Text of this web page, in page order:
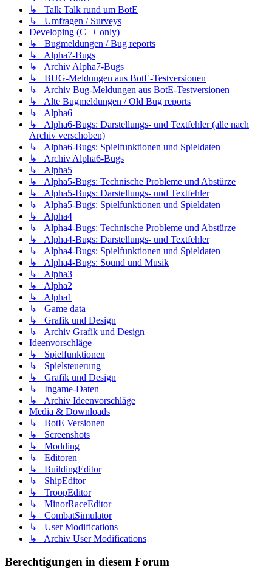
↳ Talk Talk rund um BotE
↳ Umfragen / Surveys
Developing (C++ only)
↳ Bugmeldungen / Bug reports
↳ Alpha7-Bugs
↳ Archiv Alpha7-Bugs
↳ BUG-Meldungen aus BotE-Testversionen
↳ Archiv Bug-Meldungen aus BotE-Testversionen
↳ Alte Bugmeldungen / Old Bug reports
↳ Alpha6
↳ Alpha6-Bugs: Darstellungs- und Textfehler (alle nach
Archiv verschoben)
↳ Alpha6-Bugs: Spielfunktionen und Spieldaten
↳ Archiv Alpha6-Bugs
↳ Alpha5
↳ Alpha5-Bugs: Technische Probleme und Abstürze
↳ Alpha5-Bugs: Darstellungs- und Textfehler
↳ Alpha5-Bugs: Spielfunktionen und Spieldaten
↳ Alpha4
↳ Alpha4-Bugs: Technische Probleme und Abstürze
↳ Alpha4-Bugs: Darstellungs- und Textfehler
↳ Alpha4-Bugs: Spielfunktionen und Spieldaten
↳ Alpha4-Bugs: Sound und Musik
↳ Alpha3
↳ Alpha2
↳ Alpha1
↳ Game data
↳ Grafik und Design
↳ Archiv Grafik und Design
Ideenvorschläge
↳ Spielfunktionen
↳ Spielsteuerung
↳ Grafik und Design
↳ Ingame-Daten
↳ Archiv Ideenvorschläge
Media & Downloads
↳ BotE Versionen
↳ Screenshots
↳ Modding
↳ Editoren
↳ BuildingEditor
↳ ShipEditor
↳ TroopEditor
↳ MinorRaceEditor
↳ CombatSimulator
↳ User Modifications
↳ Archiv User Modifications
Berechtigungen in diesem Forum